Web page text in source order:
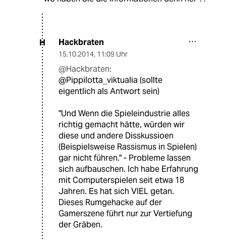
H Hackbraten
15.10.2014, 11:09 Uhr
@Hackbraten:
@Pippilotta_viktualia (sollte
eigentlich als Antwort sein)
"Und Wenn die Spieleindustrie alles
richtig gemacht hätte, würden wir
diese und andere Disskussioen
(Beispielsweise Rassismus in Spielen)
gar nicht führen." - Probleme lassen
sich aufbauschen. Ich habe Erfahrung
mit Computerspielen seit etwa 18
Jahren. Es hat sich VIEL getan.
Dieses Rumgehacke auf der
Gamerszene führt nur zur Vertiefung
der Gräben.